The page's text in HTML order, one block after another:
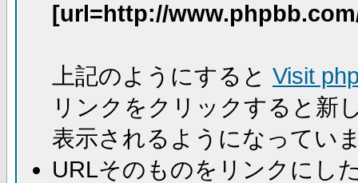
[url=http://
上記のようにすると Visit
リンクをクリックすると新
表示されるようになってい
URLそのものをリンクにし